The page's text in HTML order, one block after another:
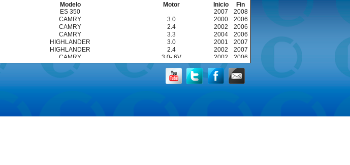
Modelo Motor Inicio
Fin
ES 350 2007
2008
CAMRY 3.0 2000
2006
CAMRY 2.4 2002
2006
CAMRY 3.3 2004
2006
HIGHLANDER 3.0 2001
2007
HIGHLANDER 2.4 2002
2007
CAMRY 3.0- 6V 2002
2006
CAMRY 2.5- 4L 2002
2006
SIENNA 3.3- 6V 2004
2006
2.5- 4L 2002
2006
CAMRY 3.0- 6V 2002
2006